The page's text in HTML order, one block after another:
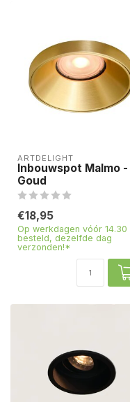
ARTDELIGHT
Inbouwspot Malmo -
Goud
€18,95
Op werkdagen vóór 14.30
besteld, dezelfde dag
verzonden!*